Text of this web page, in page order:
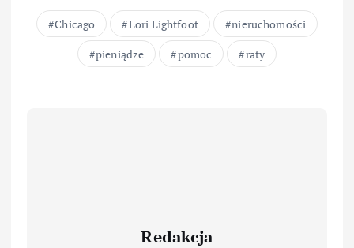
Chicago Lori Lightfoot
nieruchomości
pieniądze
pomoc raty
Redakcja